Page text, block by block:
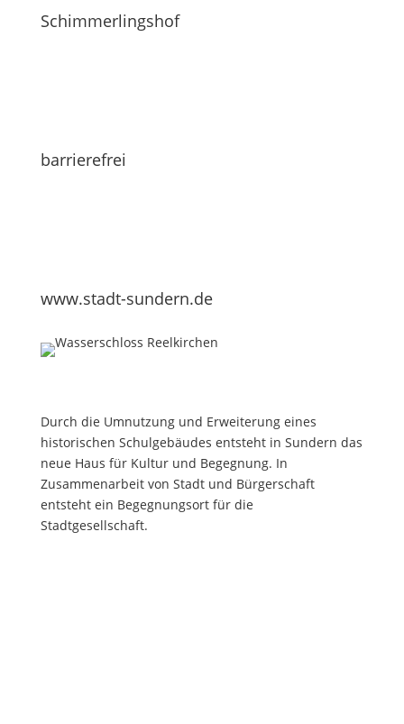
Schimmerlingshof
barrierefrei
www.stadt-sundern.de
Durch die Umnutzung und Erweiterung eines
historischen Schulgebäudes entsteht in Sundern das
neue Haus für Kultur und Begegnung. In
Zusammenarbeit von Stadt und Bürgerschaft
entsteht ein Begegnungsort für die
Stadtgesellschaft.